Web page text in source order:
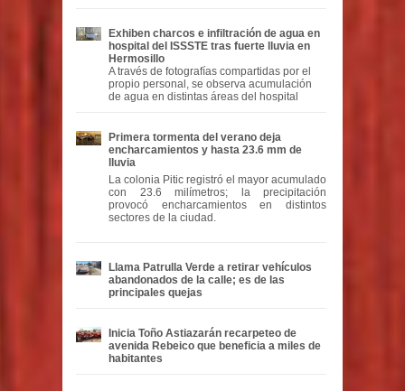
Exhiben charcos e infiltración de agua en
hospital del ISSSTE tras fuerte lluvia en
Hermosillo
A través de fotografías compartidas por el
propio personal, se observa acumulación
de agua en distintas áreas del hospital
Primera tormenta del verano deja
encharcamientos y hasta 23.6 mm de
lluvia
La colonia Pitic registró el mayor acumulado
con 23.6 milímetros; la precipitación
provocó encharcamientos en distintos
sectores de la ciudad.
Llama Patrulla Verde a retirar vehículos
abandonados de la calle; es de las
principales quejas
Inicia Toño Astiazarán recarpeteo de
avenida Rebeico que beneficia a miles de
habitantes